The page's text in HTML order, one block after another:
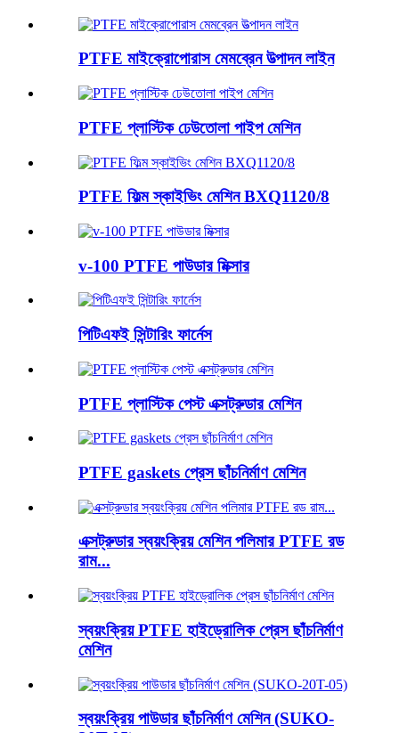
PTFE মাইক্রোপোরাস মেমব্রেন উত্পাদন লাইন
PTFE প্লাস্টিক ঢেউতোলা পাইপ মেশিন
PTFE ফিল্ম স্কাইভিং মেশিন BXQ1120/8
v-100 PTFE পাউডার মিক্সার
পিটিএফই সিন্টারিং ফার্নেস
PTFE প্লাস্টিক পেস্ট এক্সট্রুডার মেশিন
PTFE gaskets প্রেস ছাঁচনির্মাণ মেশিন
এক্সট্রুডার স্বয়ংক্রিয় মেশিন পলিমার PTFE রড
রাম...
স্বয়ংক্রিয় PTFE হাইড্রোলিক প্রেস ছাঁচনির্মাণ
মেশিন
স্বয়ংক্রিয় পাউডার ছাঁচনির্মাণ মেশিন (SUKO-